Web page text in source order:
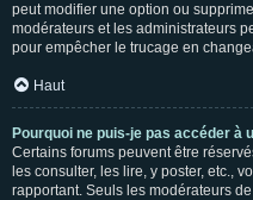
peut modifier une option ou
modérateurs et les administrateurs
pour empêcher le trucage en
Haut
Pourquoi ne puis-je pas accéder à
Certains forums peuvent être
les consulter, les lire, y poster, etc.,
rapportant. Seuls les modérateurs